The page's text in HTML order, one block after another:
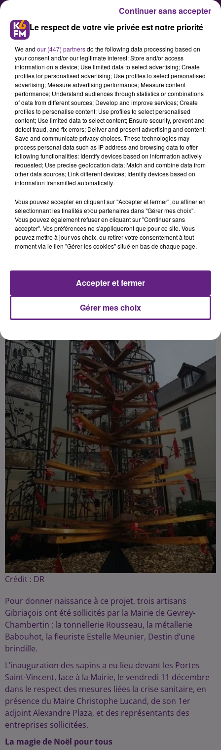
D'étonnants sapins de Noël à
Gevrey-Chambertin
Vendredi et samedi, des sapins
originaux ont été installés à
Gevrey-Chambertin. Fabriqués à
partir de douelles de tonneau, il
écologiques et durables. Ci-dessous
le communiqué de la mairie de
Gevrey-Chambertin.
Crédit : DR
Pour donner naissance à ce projet, trois artisans
Gibriaçois ont été sollicités par la Mairie de Gevrey-
Chambertin : la tonnellerie Rousseau, la métallerie
Babouhot, la fleuriste Estelle Meunier, Destin d’une
brindille.
L’inauguration des sapins a eu lieu devant les Portes
Saint-Vincent, face à la Mairie, le vendredi 11 décembre
dans le respect des mesures liées la crise sanitaire, en
présence du Maire Christophe Lucand, de son 1er
adjoint Alexandre Plaza, et des représentants des
entreprises sollicitées.
La magie de Noël pour tous
Le respect de votre vie privée est notre priorité
We and our (447) partnersdo the following data processing based on
your consent and/or our legitimate interest: Store and/or access
information on a device; Use limited data to select advertising; Create
profiles for personalised advertising; Use profiles to select personalised
advertising; Measure advertising performance; Measure content
performance; Understand audiences through statistics or combinations
of data from different sources; Develop and improve services; Create
profiles to personalise content; Use profiles to select personalised
content; Use limited data to select content; Ensure security, prevent and
detect fraud, and fix errors; Deliver and present advertising and content;
Save and communicate privacy choices. These technologies may
process personal data such as IP address and browsing data to offer
following functionalities: Identify devices based on information actively
requested; Use precise geolocation data; Match and combine data from
other data sources; Link different devices; Identify devices based on
information transmitted automatically.
Vous pouvez accepter en cliquant sur "Accepter et fermer", ou affiner en
sélectionnant les finalités et/ou partenaires dans "Gérer mes choix".
Vous pouvez également refuser en cliquant sur "Continuer sans
accepter". Vos préférences ne s'appliqueront que pour ce site. Vous
pouvez mettre à jour vos choix, ou retirer votre consentement à tout
moment via le lien "Gérer les cookies" situé en bas de chaque page.
Gérer mes choix
Accepter et fermer
Continuer sans accepter